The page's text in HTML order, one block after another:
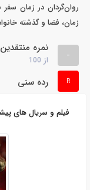
روان‌گردان در زمان سفر
زمان، فضا و گذشته
-
نمره منتقدین
از 100
R رده سنی
فیلم و سریال های